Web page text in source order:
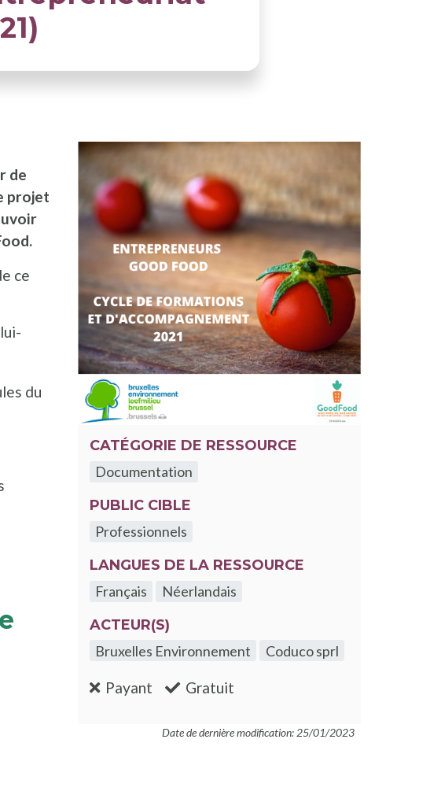
de
projet
ce
du
CATÉGORIE DE RESSOURCE
Documentation
PUBLIC CIBLE
Professionnels
LANGUES DE LA RESSOURCE
Français
Néerlandais
ACTEUR(S)
Bruxelles Environnement
Coduco sprl
Payant :non Gratuit
Date de dernière modification: 25/01/2023